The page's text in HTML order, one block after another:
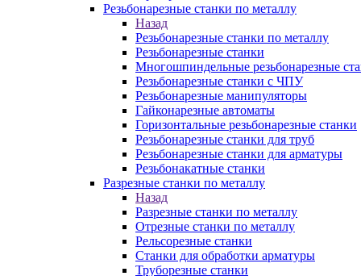
Резьбонарезные станки по металлу
Назад
Резьбонарезные станки по металлу
Резьбонарезные станки
Многошпиндельные резьбонарезные
Резьбонарезные станки с ЧПУ
Резьбонарезные манипуляторы
Гайконарезные автоматы
Горизонтальные резьбонарезные станки
Резьбонарезные станки для труб
Резьбонарезные станки для арматуры
Резьбонакатные станки
Разрезные станки по металлу
Назад
Разрезные станки по металлу
Отрезные станки по металлу
Рельсорезные станки
Станки для обработки арматуры
Труборезные станки